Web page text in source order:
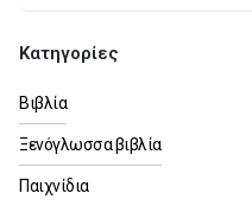
Κατηγορίες
Βιβλία
Ξενόγλωσσα βιβλία
Παιχνίδια